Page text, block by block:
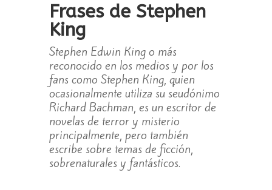
Frases de Stephen
King
Stephen Edwin King o más
reconocido en los medios y por los
fans como Stephen King, quien
ocasionalmente utiliza su seudónimo
Richard Bachman, es un escritor de
novelas de terror y misterio
principalmente, pero también
escribe sobre temas de ficción,
sobrenaturales y fantásticos.